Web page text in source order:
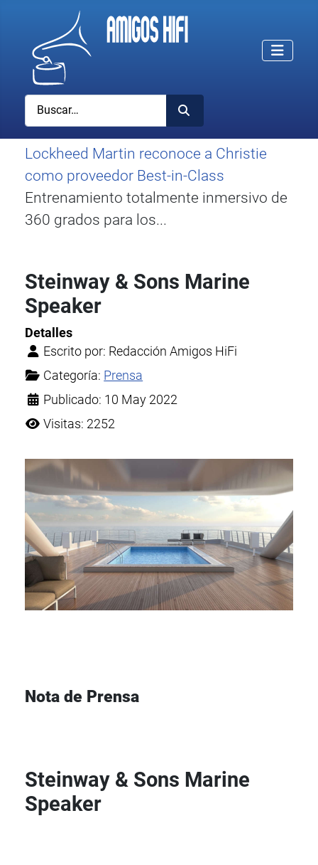
Buscar
Lockheed Martin reconoce a Christie
como proveedor Best-in-Class
Entrenamiento totalmente inmersivo de
360 grados para los...
Steinway & Sons Marine
Speaker
Detalles
Escrito por: Redacción Amigos HiFi
Categoría: Prensa
Publicado: 10 May 2022
Visitas: 2252
Nota de Prensa
Steinway & Sons Marine
Speaker